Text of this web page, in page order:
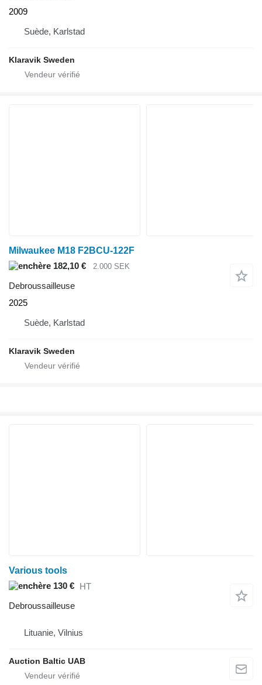
2009
Suède, Karlstad
Klaravik Sweden
Milwaukee M18 F2BCU-122F
182,10 €
2.000 SEK
Debroussailleuse
2025
Suède, Karlstad
Klaravik Sweden
Various tools
130 € HT
Debroussailleuse
Lituanie, Vilnius
Auction Baltic UAB